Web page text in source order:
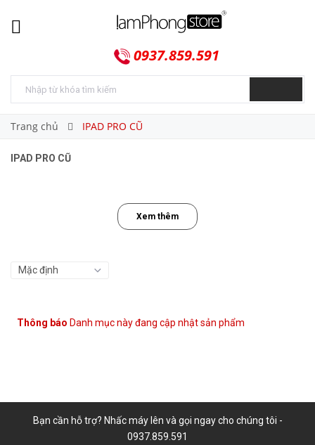
0937.859.591
Trang chủ IPAD PRO CŨ
IPAD PRO CŨ
Xem thêm
Thông báo Danh mục này đang cập nhật sản phẩm
Bạn cần hỗ trợ? Nhấc máy lên và gọi ngay cho chúng tôi -
0937.859.591